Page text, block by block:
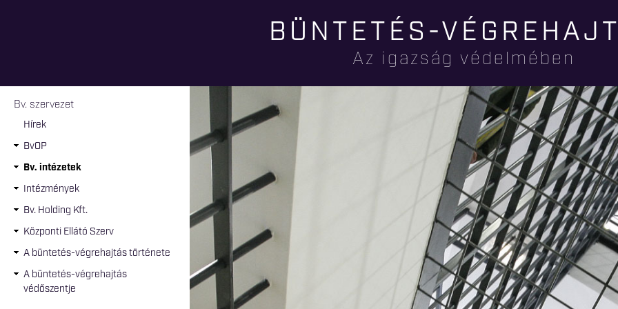
tartalomra
BÜNTETÉS-
Az igazság védelmében
Jelenlegi hely
Bv. szervezet
Hírek
BvOP
Bv. intézetek
Intézmények
Bv. Holding Kft.
Központi Ellátó Szerv
A büntetés-végrehajtás története
A büntetés-végrehajtás
védőszentje